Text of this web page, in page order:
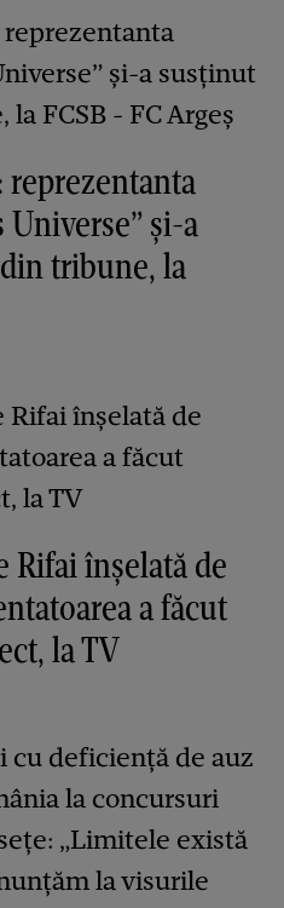
reprezentanta
Universe” și-a
tribune, la
Rifai înșelată de
a făcut
la TV